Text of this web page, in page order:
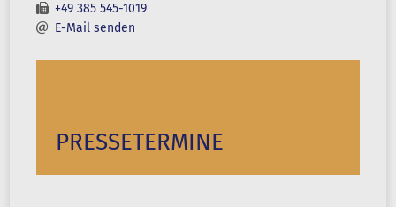
+49 385 545-1019
E-Mail senden
PRESSETERMINE